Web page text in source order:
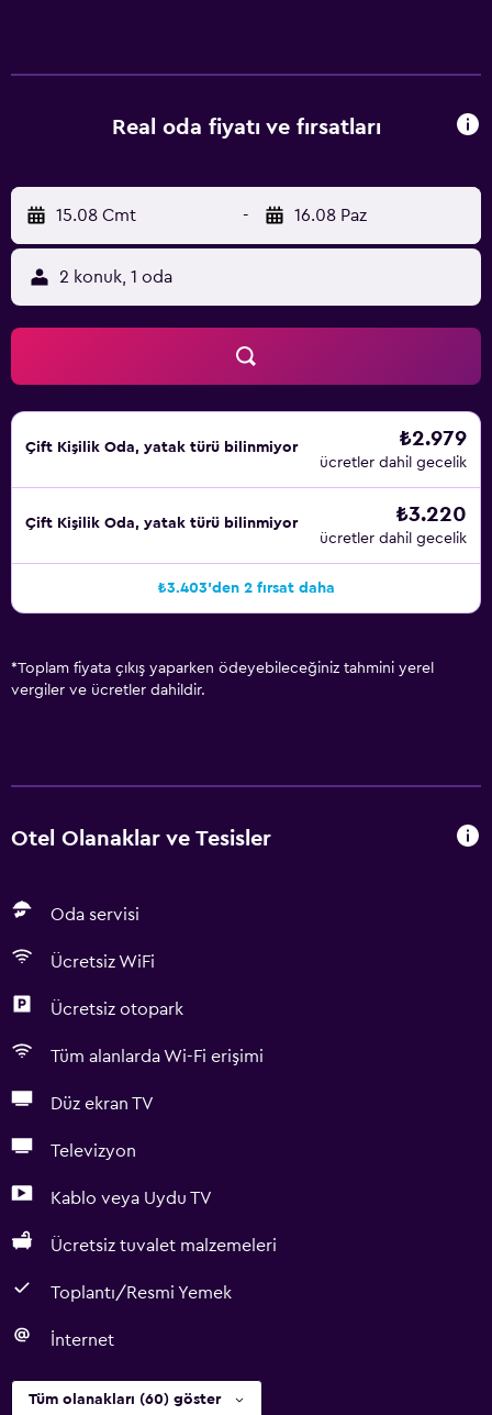
Real oda fiyatı ve fırsatları
15.08 Cmt - 16.08 Paz
2 konuk, 1 oda
Çift ​Kişilik Oda, yatak türü bilinmiyor ₺2.979
ücretler dahil gecelik
Çift ​Kişilik Oda, yatak türü bilinmiyor ₺3.220
ücretler dahil gecelik
₺3.403'den 2 fırsat daha
*Toplam fiyata çıkış yaparken ödeyebileceğiniz tahmini yerel
vergiler ve ücretler dahildir.
Otel Olanaklar ve Tesisler
Oda servisi
Ücretsiz WiFi
Ücretsiz otopark
Tüm alanlarda Wi-Fi erişimi
Düz ekran TV
Televizyon
Kablo veya Uydu TV
Ücretsiz tuvalet malzemeleri
Toplantı/Resmi Yemek
İnternet
Tüm olanakları (60) göster